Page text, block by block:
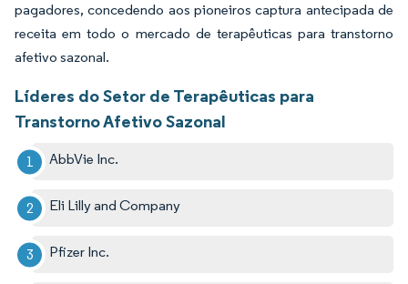
pagadores, concedendo aos pioneiros captura antecipada de
receita em todo o mercado de terapêuticas para transtorno
afetivo sazonal.
Líderes do Setor de Terapêuticas para
Transtorno Afetivo Sazonal
AbbVie Inc.
Eli Lilly and Company
Pfizer Inc.